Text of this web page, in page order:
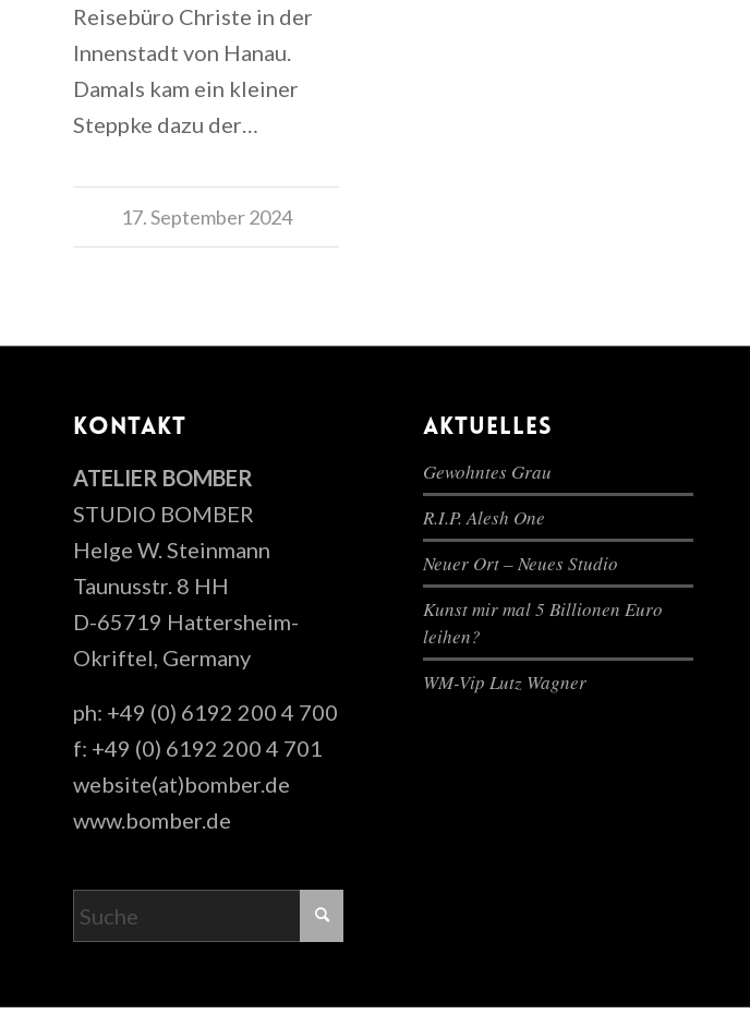
Reisebüro Christe in der
Innenstadt von Hanau.
Damals kam ein kleiner
Steppke dazu der…
17. September 2024
KONTAKT
ATELIER BOMBER
STUDIO BOMBER
Helge W. Steinmann
Taunusstr. 8 HH
D-65719 Hattersheim-
Okriftel, Germany
ph: +49 (0) 6192 200 4 700
f: +49 (0) 6192 200 4 701
website(at)bomber.de
www.bomber.de
AKTUELLES
Gewohntes Grau
R.I.P. Alesh One
Neuer Ort – Neues Studio
Kunst mir mal 5 Billionen Euro
leihen?
WM-Vip Lutz Wagner